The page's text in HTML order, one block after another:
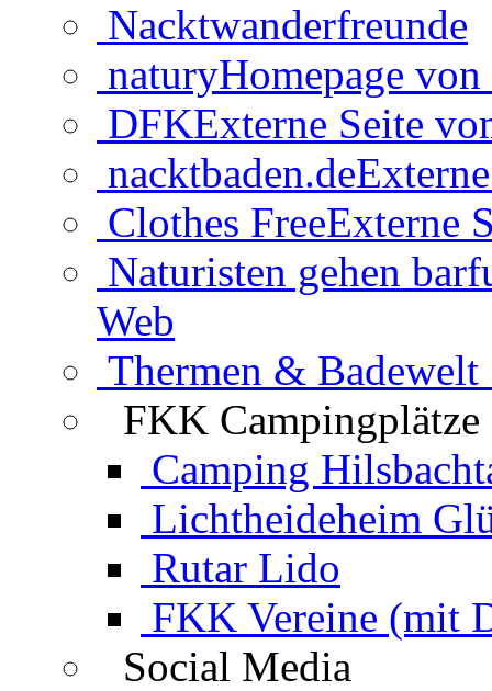
Nacktwanderfreunde
naturyHomepage
DFKExterne Seite
nacktbaden.de
Clothes FreeExterne
Naturisten gehen
Web
Thermen & Badewelt
FKK Campingplätze
Camping
Lichtheideheim
Rutar Lido
FKK Vereine (mit
Social Media